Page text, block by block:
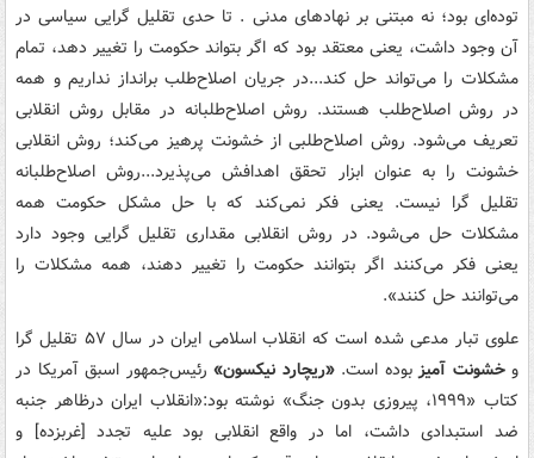
توده‌ای بود؛ نه مبتنی بر نهادهای مدنی . تا حدی تقلیل گرایی سیاسی در
آن وجود داشت، یعنی معتقد بود که اگر بتواند حکومت را تغییر دهد، تمام
مشکلات را می‌تواند حل کند...در جریان اصلاح‌طلب برانداز نداریم و همه
در روش اصلاح‌طلب هستند. روش اصلاح‌طلبانه در مقابل روش انقلابی
تعریف می‌شود. روش اصلاح‌طلبی از خشونت پرهیز می‌کند؛ روش انقلابی
خشونت را به عنوان ابزار تحقق اهدافش می‌پذیرد...روش اصلاح‌طلبانه
تقلیل گرا نیست. یعنی فکر نمی‌کند که با حل مشکل حکومت همه
مشکلات حل می‌شود. در روش انقلابی مقداری تقلیل گرایی وجود دارد
یعنی فکر می‌کنند اگر بتوانند حکومت را تغییر دهند، همه مشکلات را
می‌توانند حل کنند».
علوی تبار مدعی شده است که انقلاب اسلامی ایران در سال ۵۷ تقلیل گرا
وخشونت آمیزبوده است.«ریچارد نیکسون» رئیس‌جمهور اسبق آمریکا در
کتاب «۱۹۹۹، پیروزی بدون جنگ» نوشته بود:«انقلاب ایران درظاهر جنبه
ضد استبدادی داشت، اما در واقع انقلابی بود علیه تجدد [غربزده] و